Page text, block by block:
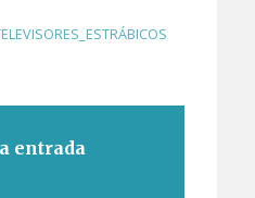
entrada